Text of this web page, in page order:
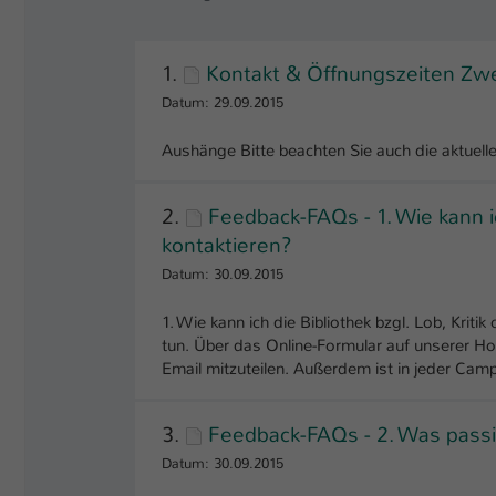
1. Kontakt & Öffnungszeiten
Datum: 29.09.2015
Aushänge Bitte beachten Sie auch die
2.
Feedback-FAQs - 1. Wie
kontaktieren?
Datum: 30.09.2015
1. Wie kann ich die Bibliothek bzgl. Lob,
tun. Über das Online-Formular auf unserer
Email mitzuteilen. Außerdem ist in jeder
3. Feedback-FAQs - 2. Was
Datum: 30.09.2015